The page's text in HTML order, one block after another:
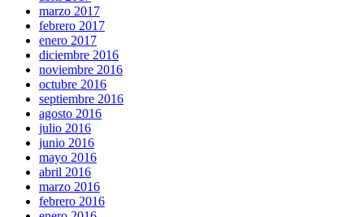
marzo 2017
febrero 2017
enero 2017
diciembre 2016
noviembre 2016
octubre 2016
septiembre 2016
agosto 2016
julio 2016
junio 2016
mayo 2016
abril 2016
marzo 2016
febrero 2016